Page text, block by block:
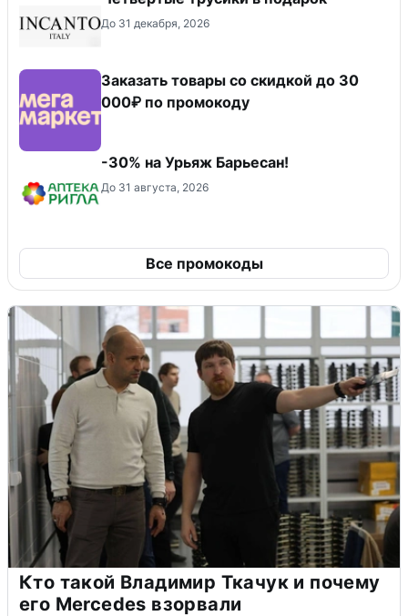
До 31 декабря, 2026
Заказать товары со скидкой до 30
000₽ по промокоду
-30% на Урьяж Барьесан!
До 31 августа, 2026
Все промокоды
Кто такой Владимир Ткачук и почему
его Mercedes взорвали